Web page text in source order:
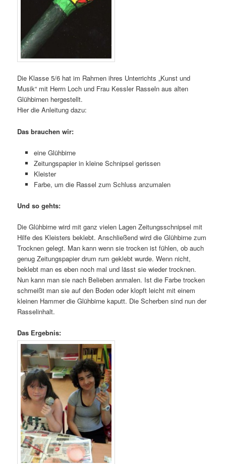
Die Klasse 5/6 hat im Rahmen ihres Unterrichts „Kunst und
Musik“ mit Herrn Loch und Frau Kessler Rasseln aus alten
Glühbirnen hergestellt.
Hier die Anleitung dazu:
Das brauchen wir:
eine Glühbirne
Zeitungspapier in kleine Schnipsel gerissen
Kleister
Farbe, um die Rassel zum Schluss anzumalen
Und so gehts:
Die Glühbirne wird mit ganz vielen Lagen Zeitungsschnipsel mit
Hilfe des Kleisters beklebt. Anschließend wird die Glühbirne zum
Trocknen gelegt. Man kann wenn sie trocken ist fühlen, ob auch
genug Zeitungspapier drum rum geklebt wurde. Wenn nicht,
beklebt man es eben noch mal und lässt sie wieder trocknen.
Nun kann man sie nach Belieben anmalen. Ist die Farbe trocken
schmeißt man sie auf den Boden oder klopft leicht mit einem
kleinen Hammer die Glühbirne kaputt. Die Scherben sind nun der
Rasselinhalt.
Das Ergebnis: